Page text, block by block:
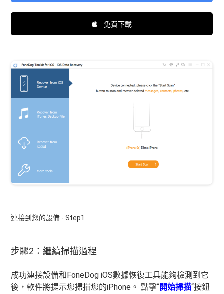
免費下載
連接到您的設備 - Step1
步驟2：繼續掃描過程
成功連接設備和FoneDog iOS數據恢復工具能夠檢測到它
後，軟件將提示您掃描您的iPhone。 點擊“開始掃描“按鈕